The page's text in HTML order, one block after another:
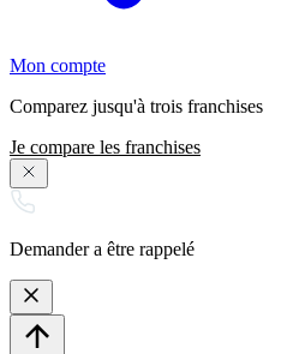
Mon compte
Comparez jusqu'à trois franchises
Je compare les franchises
Demander a être rappelé